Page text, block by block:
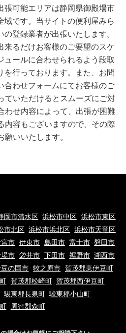
よう、個人情報保護方針および社内規程類
わせおよび相談窓口
囲で対応いたします。
ム
ご注文後）から問い合わせ等があった場合
ておりません。
ます。その場合、すべての改定は当ウェ
セルは、キャンセル料5,500円(税込)を
場合は、作業日を変更させていただく場
下さい。
して5,500円(税込)を申し受けます。
下見料金5,500円(税込)を申し受けま
承ることが出来ない作業内容と判断した
ます。
セージでのご案内の料金と現場を拝見さ
※現場の環境やお客様のご依頼内容によ
ご希望の場合は特別出張料がかかりま
介するサービスです。
くお願いいたします。ご契約の際は慎重
張可能エリアは静岡県御殿場市
域です。当サイトの便利屋みら
の登録業者が出張いたします。
来るだけお客様のご要望のスケ
ュールに合わせられるよう段取
を行っております。また、お問
合わせフォームにてお客様のご
ていただけるとスムーズにご対
せ内容によって、出張が困難
内容もございますので、その際
いいたします。
岡市清水区 浜松市中区 浜松市東区
市北区 浜松市浜北区 浜松市天竜区
市 伊東市 島田市 富士市 磐田市
市 袋井市 下田市 裾野市 湖西市
の国市 牧之原市 賀茂郡東伊豆町
賀茂郡松崎町 賀茂郡西伊豆町
駿東郡長泉町 駿東郡小山町
周智郡森町